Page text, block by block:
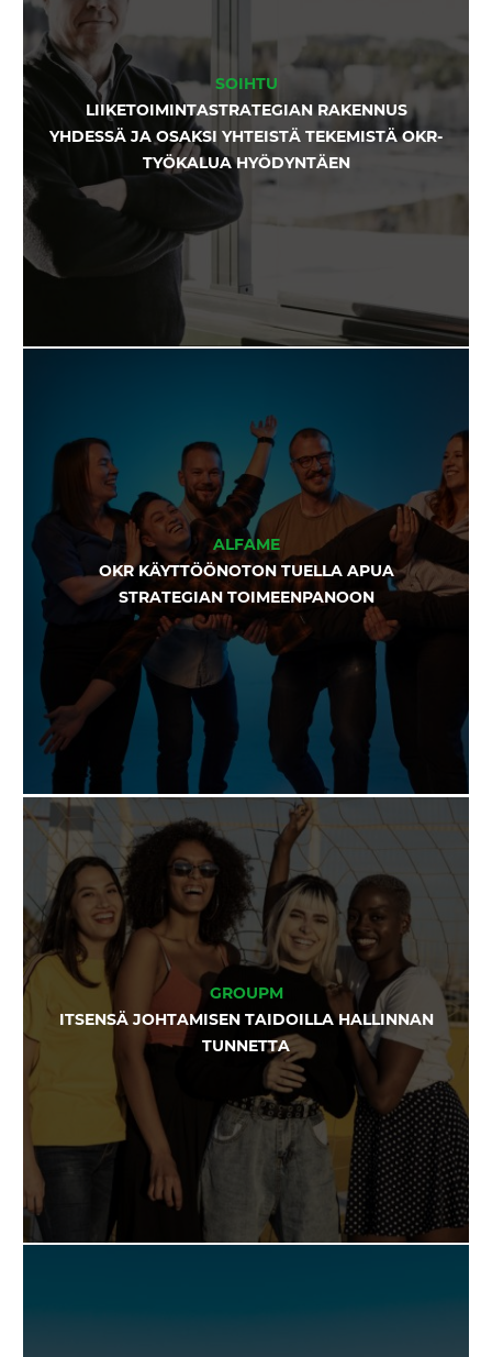
SOIHTU
LIIKETOIMINTASTRATEGIAN RAKENNUS
YHDESSÄ JA OSAKSI YHTEISTÄ TEKEMISTÄ OKR-
TYÖKALUA HYÖDYNTÄEN
ALFAME
OKR KÄYTTÖÖNOTON TUELLA APUA
STRATEGIAN TOIMEENPANOON
GROUPM
ITSENSÄ JOHTAMISEN TAIDOILLA HALLINNAN
TUNNETTA